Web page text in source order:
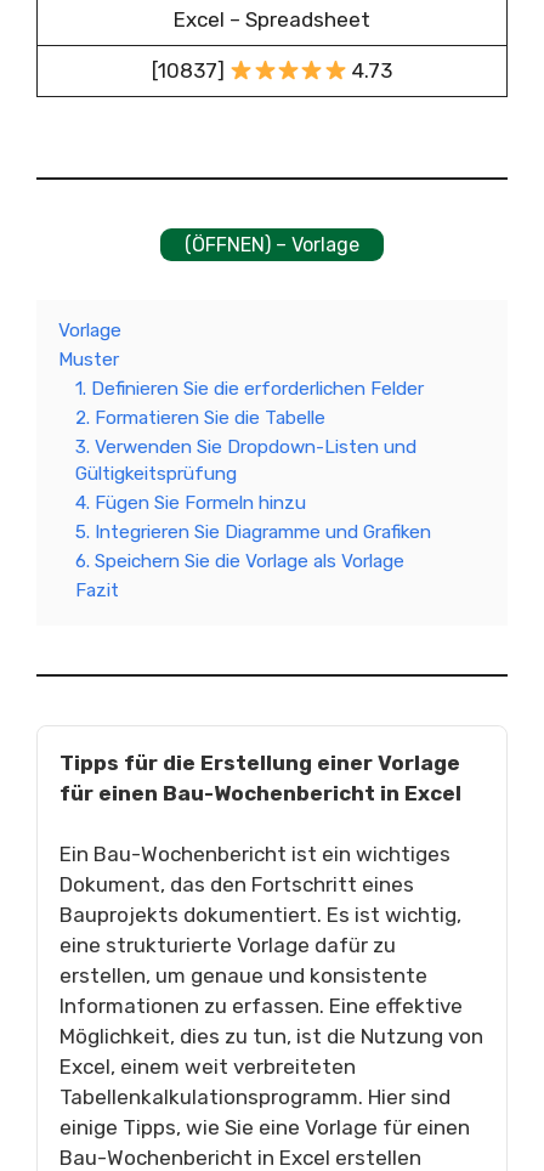
Excel – Spreadsheet
[10837] 4.73
(ÖFFNEN) – Vorlage
Vorlage
Muster
1. Definieren Sie die erforderlichen Felder
2. Formatieren Sie die Tabelle
3. Verwenden Sie Dropdown-Listen und
Gültigkeitsprüfung
4. Fügen Sie Formeln hinzu
5. Integrieren Sie Diagramme und Grafiken
6. Speichern Sie die Vorlage als Vorlage
Fazit
Tipps für die Erstellung einer Vorlage
für einen Bau-Wochenbericht in Excel
Ein Bau-Wochenbericht ist ein wichtiges
Dokument, das den Fortschritt eines
Bauprojekts dokumentiert. Es ist wichtig,
eine strukturierte Vorlage dafür zu
erstellen, um genaue und konsistente
Informationen zu erfassen. Eine effektive
Möglichkeit, dies zu tun, ist die Nutzung von
Excel, einem weit verbreiteten
Tabellenkalkulationsprogramm. Hier sind
einige Tipps, wie Sie eine Vorlage für einen
Bau-Wochenbericht in Excel erstellen